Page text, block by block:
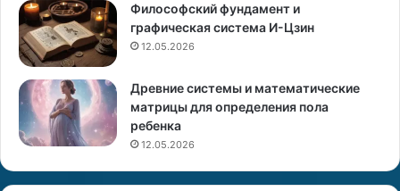
в
ы
Философский фундамент и
графическая система И-Цзин
12.05.2026
Древние системы и математические
матрицы для определения пола
ребенка
12.05.2026